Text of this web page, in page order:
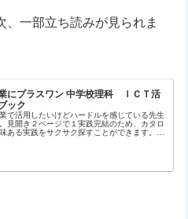
、一部立ち読みが見られま
にプラスワン 中学校理科 ＩＣＴ活
ック
で活用したいけどハードルを感じている先生
見開き２ページで１実践完結のため、カタロ
ある実践をサクサク探すことができます。バ